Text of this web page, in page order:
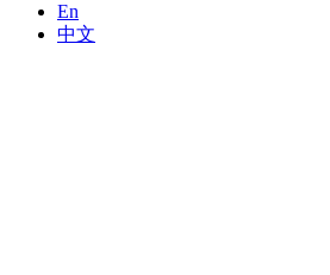
En
中文